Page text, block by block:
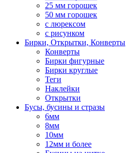
25 мм горошек
50 мм горошек
с люрексом
с рисунком
Бирки, Oткрытки, Конверты
Конверты
Бирки фигурные
Бирки круглые
Теги
Наклейки
Открытки
Бусы, бусины и стразы
6мм
8мм
10мм
12мм и более